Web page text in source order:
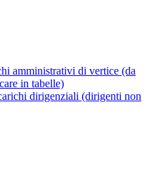
amministrativi di vertice (da
in tabelle)
dirigenziali (dirigenti non